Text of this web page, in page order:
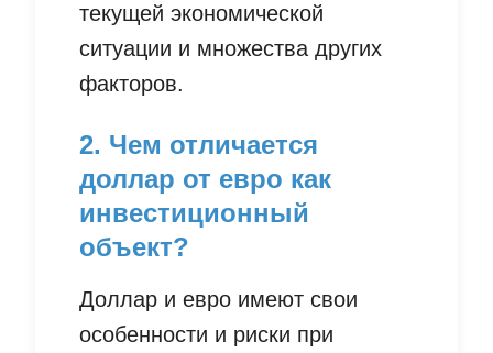
текущей экономической
ситуации и множества других
факторов.
2. Чем отличается
доллар от евро как
инвестиционный
объект?
Доллар и евро имеют свои
особенности и риски при